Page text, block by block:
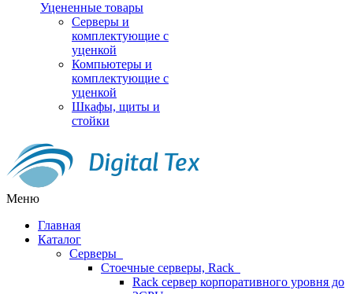
Уцененные товары
Серверы и
комплектующие с
уценкой
Компьютеры и
комплектующие с
уценкой
Шкафы, щиты и
стойки
Меню
Главная
Каталог
Серверы
Стоечные серверы, Rack
Rack сервер корпоративного уровня до